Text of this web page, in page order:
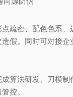
密、配色色系、
。同时可对接
法研发、刀模制
控。